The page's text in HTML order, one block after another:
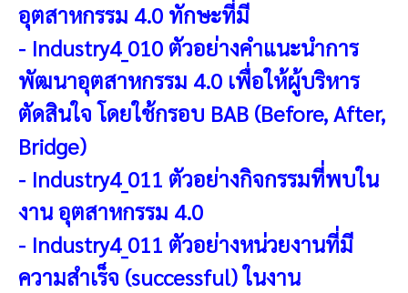
อุตสาหกรรม 4.0 ทักษะที่มี
- Industry4_010 ตัวอย่างคำแนะนำการ
พัฒนาอุตสาหกรรม 4.0 เพื่อให้ผู้บริหาร
ตัดสินใจ โดยใช้กรอบ BAB (Before, After,
Bridge)
- Industry4_011 ตัวอย่างกิจกรรมที่พบใน
งาน อุตสาหกรรม 4.0
- Industry4_011 ตัวอย่างหน่วยงานที่มี
ความสำเร็จ (successful) ในงาน